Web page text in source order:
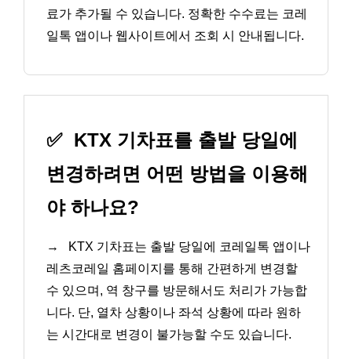
료가 추가될 수 있습니다. 정확한 수수료는 코레
일톡 앱이나 웹사이트에서 조회 시 안내됩니다.
✅ KTX 기차표를 출발 당일에
변경하려면 어떤 방법을 이용해
야 하나요?
→
KTX 기차표는 출발 당일에 코레일톡 앱이나
레츠코레일 홈페이지를 통해 간편하게 변경할
수 있으며, 역 창구를 방문해서도 처리가 가능합
니다. 단, 열차 상황이나 좌석 상황에 따라 원하
는 시간대로 변경이 불가능할 수도 있습니다.